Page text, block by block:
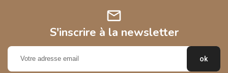
mail
S'inscrire à la newsletter